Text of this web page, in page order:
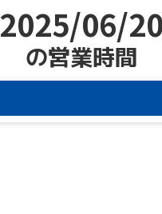
2025/06/20
の営業時間